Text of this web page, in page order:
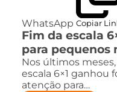
WhatsApp Copiar
Fim da escala
para pequenos
Nos últimos
escala 6×1 ganhou
atenção para…